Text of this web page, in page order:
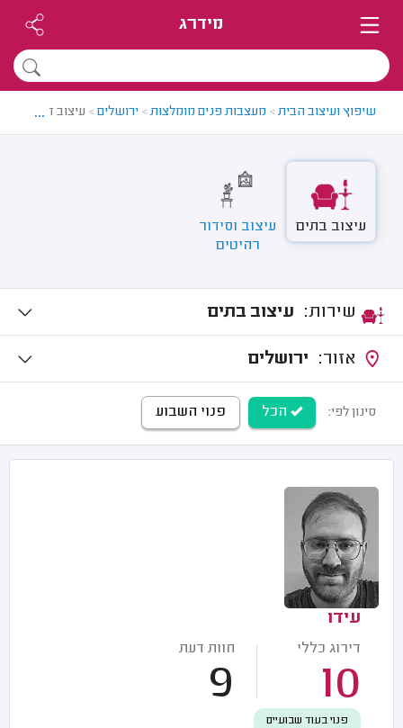
מידרג
שיפוץ ועיצוב הבית> מעצבות פנים מומלצות> ירושלים> עיצוב דירה
...
עיצוב בתים
עיצוב וסידור
רהיטים
עיצוב בתים
ירושלים
סינון לפי: הכל פנוי השבוע
עידו
דירוג כללי
10
חוות דעת
9
פנוי בעוד שבועיים